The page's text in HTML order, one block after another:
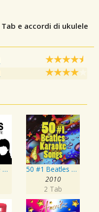
Tab e accordi di ukulele
Tribute to the Beatles
50 #1 Beatles Karaoke Songs
2010
2 Tab